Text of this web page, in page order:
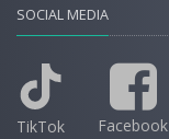
SOCIAL MEDIA
TikTok Facebook